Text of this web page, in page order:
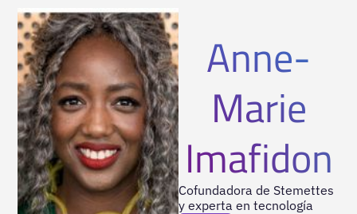
Anne-
Marie
Imafidon
Cofundadora de Stemettes
y experta en tecnología